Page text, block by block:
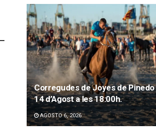
Corregudes de Joyes de Pinedo
14 d’Agost a les 18:00h.
AGOSTO 6, 2026